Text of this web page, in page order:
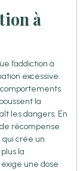
à
l’addiction à
excessive.
la
les dangers. En
récompense
crée un
la
une dose